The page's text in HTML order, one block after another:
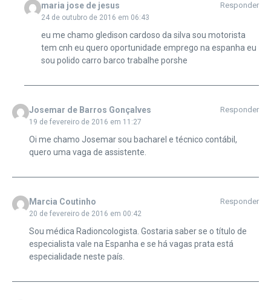
maria jose de jesus
24 de outubro de 2016 em 06:43
Responder
eu me chamo gledison cardoso da silva sou motorista
tem cnh eu quero oportunidade emprego na espanha eu
sou polido carro barco trabalhe porshe
Josemar de Barros Gonçalves
19 de fevereiro de 2016 em 11:27
Responder
Oi me chamo Josemar sou bacharel e técnico contábil,
quero uma vaga de assistente.
Marcia Coutinho
20 de fevereiro de 2016 em 00:42
Responder
Sou médica Radioncologista. Gostaria saber se o título de
especialista vale na Espanha e se há vagas prata está
especialidade neste país.